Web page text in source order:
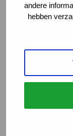
andere
hebben
Kijk voor een
In de volgende